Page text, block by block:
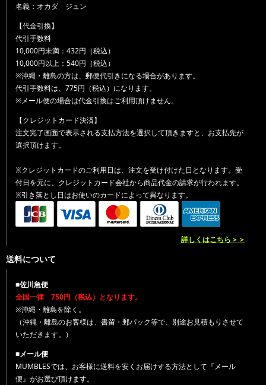
名義：オカダ ジュン
【代金引換】
代引手数料
10,000円未満：432円（税込）
10,000円以上：540円（税込）
※沖縄・離島の方は、郵便代引きになる場合があります。
代引手数料は、775円（税込）になります。
※メール便の場合は代金引換はご利用頂けません。
【クレジットカード決済】
注文完了画面で表示される支払方法を選択して頂きますと、お支払先が
選択頂けます。
※クレジットカードのご利用日は、注文を受け付けた日となります。受
付日を元に、クレジットカード会社から商品代金の請求が行われます。
※引き落とし日はお使いのカードによって異なります。
詳しくはこちら＞＞
送料について
■佐川急便
全国一律 750円（税込）となります。
※沖縄・離島を除く。
（沖縄・離島のお客様は、書留・郵パック等で、別途お見積もりさせて
いただきます。）
■メール便
MUMBLESでは、お客様に送料を安くお届けする方法として『メール
便』がお選び頂けます。